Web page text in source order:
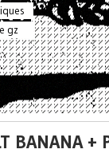
gz
BANANA +